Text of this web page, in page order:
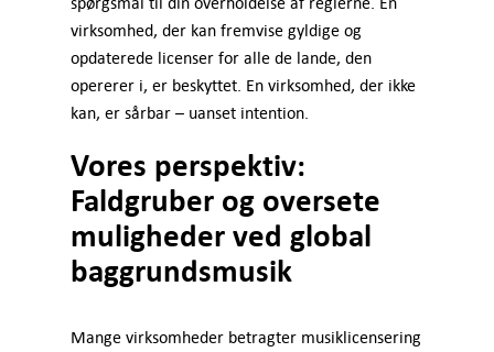
virksomhed, der kan fremvise gyldige og
opdaterede licenser for alle de lande, den
opererer i, er beskyttet. En virksomhed, der ikke
kan, er sårbar – uanset intention.
Vores perspektiv:
Faldgruber og oversete
muligheder ved global
baggrundsmusik
Mange virksomheder betragter musiklicensering